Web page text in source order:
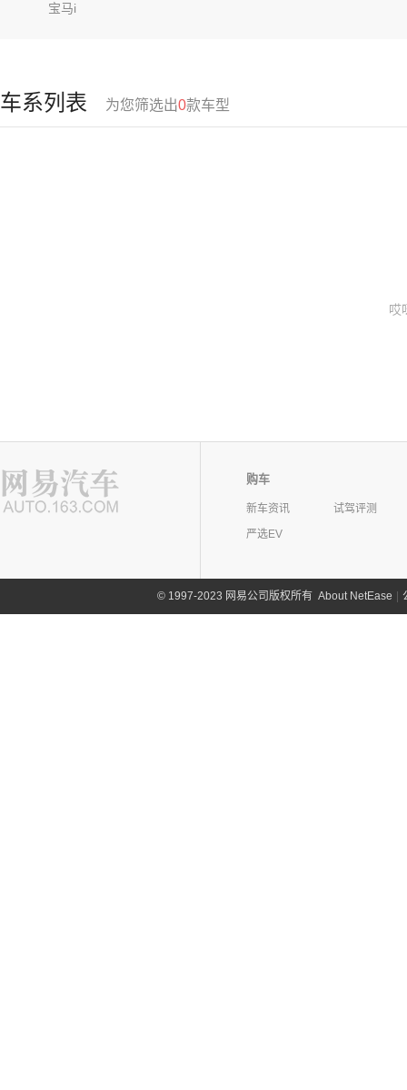
宝马i
车系列表 为您筛选出0款车型
哎
购车
新车资讯
试驾评测
严选EV
©1997-2023 网易公司版权所有 About NetEase